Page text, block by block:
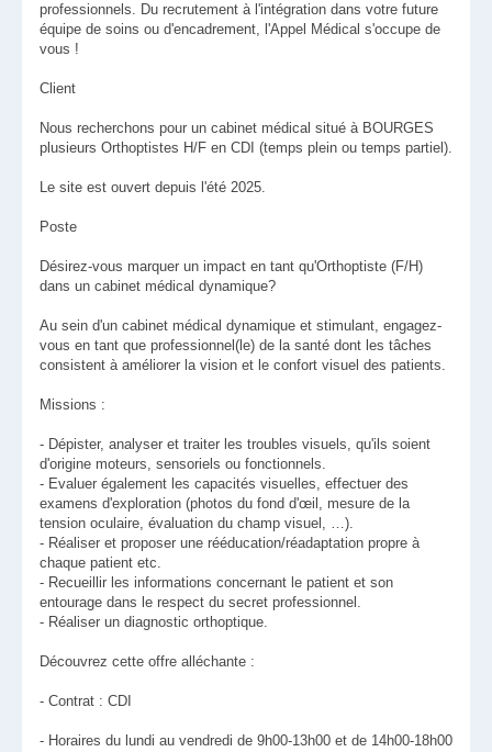
professionnels. Du recrutement à l'intégration dans votre future
équipe de soins ou d'encadrement, l'Appel Médical s'occupe de
vous !
Client
Nous recherchons pour un cabinet médical situé à BOURGES
plusieurs Orthoptistes H/F en CDI (temps plein ou temps partiel).
Le site est ouvert depuis l'été 2025.
Poste
Désirez-vous marquer un impact en tant qu'Orthoptiste (F/H)
dans un cabinet médical dynamique?
Au sein d'un cabinet médical dynamique et stimulant, engagez-
vous en tant que professionnel(le) de la santé dont les tâches
consistent à améliorer la vision et le confort visuel des patients.
Missions :
- Dépister, analyser et traiter les troubles visuels, qu'ils soient
d'origine moteurs, sensoriels ou fonctionnels.
- Evaluer également les capacités visuelles, effectuer des
examens d'exploration (photos du fond d'œil, mesure de la
tension oculaire, évaluation du champ visuel, …).
- Réaliser et proposer une rééducation/réadaptation propre à
chaque patient etc.
- Recueillir les informations concernant le patient et son
entourage dans le respect du secret professionnel.
- Réaliser un diagnostic orthoptique.
Découvrez cette offre alléchante :
- Contrat : CDI
- Horaires du lundi au vendredi de 9h00-13h00 et de 14h00-18h00